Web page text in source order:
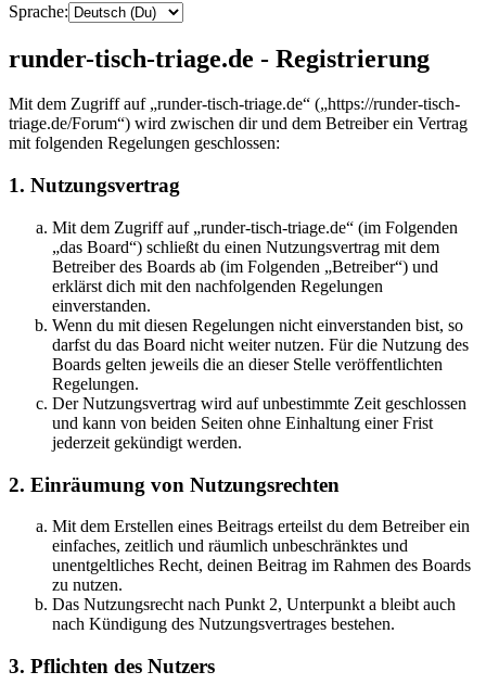
Sprache:
runder-tisch-triage.de - Registrierung
Mit dem Zugriff auf „runder-tisch-triage.de“ („https://runder-tisch-
triage.de/Forum“) wird zwischen dir und dem Betreiber ein Vertrag
mit folgenden Regelungen geschlossen:
1. Nutzungsvertrag
Mit dem Zugriff auf „runder-tisch-triage.de“ (im Folgenden
„das Board“) schließt du einen Nutzungsvertrag mit dem
Betreiber des Boards ab (im Folgenden „Betreiber“) und
erklärst dich mit den nachfolgenden Regelungen
einverstanden.
Wenn du mit diesen Regelungen nicht einverstanden bist, so
darfst du das Board nicht weiter nutzen. Für die Nutzung des
Boards gelten jeweils die an dieser Stelle veröffentlichten
Regelungen.
Der Nutzungsvertrag wird auf unbestimmte Zeit geschlossen
und kann von beiden Seiten ohne Einhaltung einer Frist
jederzeit gekündigt werden.
2. Einräumung von Nutzungsrechten
Mit dem Erstellen eines Beitrags erteilst du dem Betreiber ein
einfaches, zeitlich und räumlich unbeschränktes und
unentgeltliches Recht, deinen Beitrag im Rahmen des Boards
zu nutzen.
Das Nutzungsrecht nach Punkt 2, Unterpunkt a bleibt auch
nach Kündigung des Nutzungsvertrages bestehen.
3. Pflichten des Nutzers